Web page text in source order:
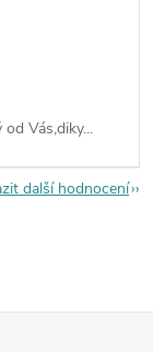
Vás,diky...
další hodnocení